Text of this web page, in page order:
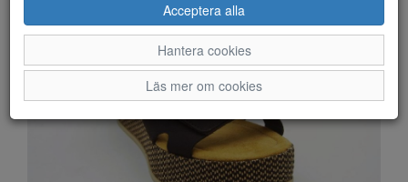
Acceptera alla
Hantera cookies
Läs mer om cookies